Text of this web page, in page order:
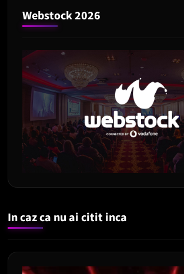
Webstock 2026
In caz ca nu ai citit inca